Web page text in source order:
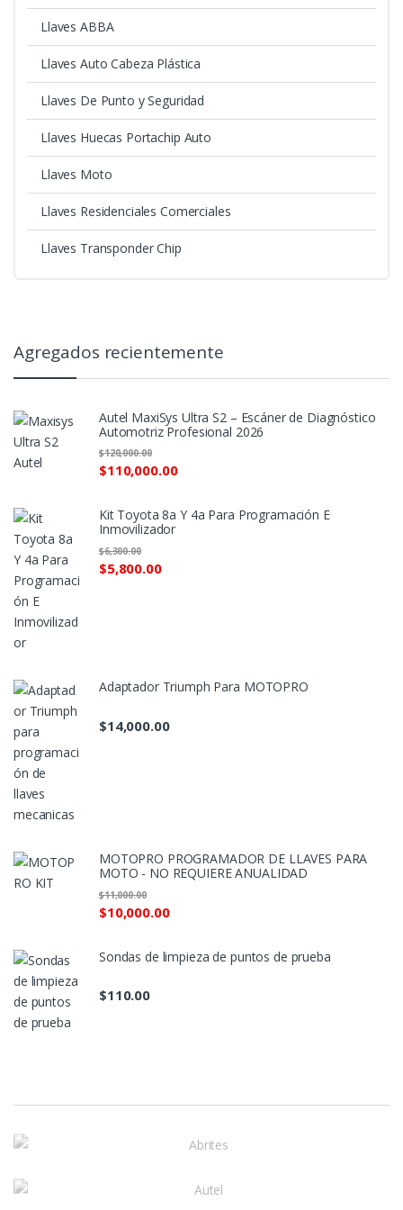
Llaves ABBA
Llaves Auto Cabeza Plástica
Llaves De Punto y Seguridad
Llaves Huecas Portachip Auto
Llaves Moto
Llaves Residenciales Comerciales
Llaves Transponder Chip
Agregados recientemente
Autel MaxiSys Ultra S2 – Escáner de Diagnóstico
Automotriz Profesional 2026
$110,000.00
$120,000.00
Kit Toyota 8a Y 4a Para Programación E
Inmovilizador
$5,800.00
$6,300.00
Adaptador Triumph Para MOTOPRO
$14,000.00
MOTOPRO PROGRAMADOR DE LLAVES PARA
MOTO - NO REQUIERE ANUALIDAD
$10,000.00
$11,000.00
Sondas de limpieza de puntos de prueba
$110.00